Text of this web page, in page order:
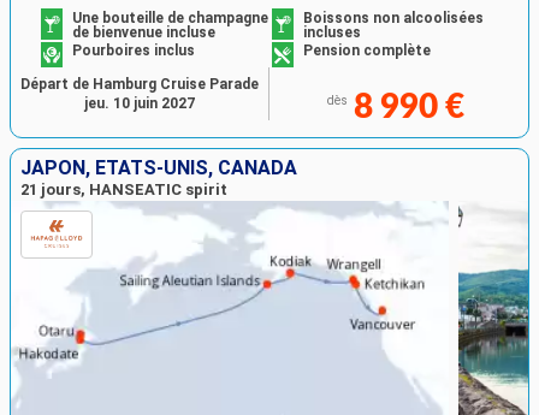
Une bouteille de champagne
de bienvenue incluse
Boissons non alcoolisées
incluses
Pourboires inclus
Pension complète
dès 8 990 €
Départ de Hamburg Cruise Parade
jeu. 10 juin 2027
JAPON, ÉTATS-UNIS, CANADA
21 jours, HANSEATIC spirit